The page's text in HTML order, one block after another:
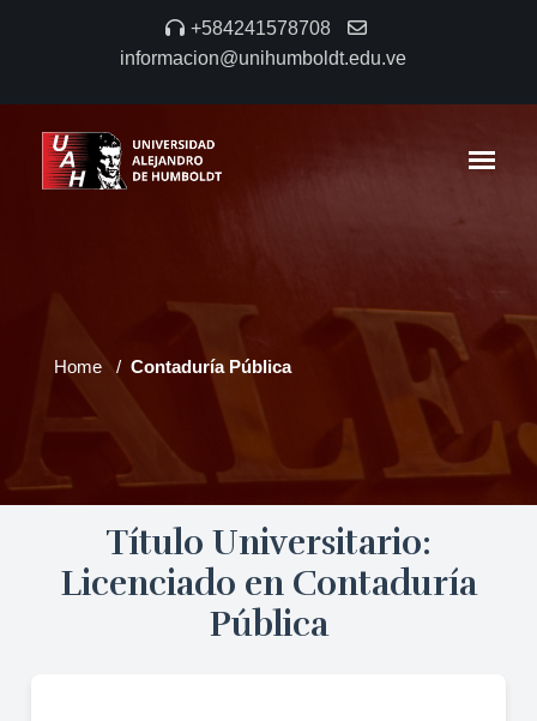
+584241578708
informacion@unihumboldt.edu.ve
Home Contaduría Pública
Título Universitario:
Licenciado en Contaduría
Pública